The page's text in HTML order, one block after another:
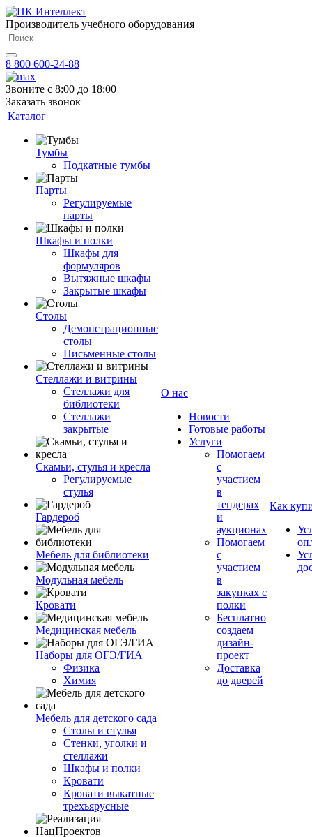
Производитель учебного оборудования
8 800 600-24-88
Звоните с 8:00 до 18:00
Заказать звонок
Каталог
Тумбы
Подкатные тумбы
Парты
Регулируемые
парты
Шкафы и полки
Шкафы для
формуляров
Вытяжные шкафы
Закрытые шкафы
Столы
Демонстрационные
столы
Письменные столы
Стеллажи и витрины
Стеллажи для
библиотеки
Стеллажи
закрытые
Скамьи, стулья и кресла
Регулируемые
стулья
Гардероб
Мебель для библиотеки
Модульная мебель
Кровати
Медицинская мебель
Наборы для ОГЭ/ГИА
Физика
Химия
Мебель для детского сада
Столы и стулья
Стенки, уголки и
стеллажи
Шкафы и полки
Кровати
Кровати выкатные
трехъярусные
О нас
Новости
Готовые работы
Услуги
Помогаем
с
участием
в
тендерах
и
аукционах
Помогаем
с
участием
в
закупках с
полки
Бесплатно
создаем
дизайн-
проект
Доставка
до дверей
Как